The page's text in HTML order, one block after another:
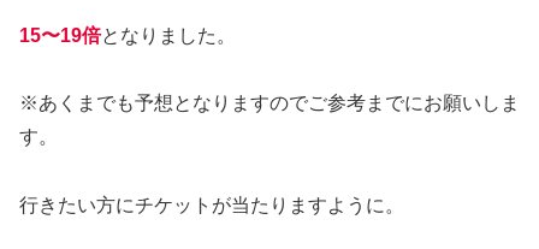
15〜19倍となりました。
※あくまでも予想となりますのでご参考までにお願いしま
す。
行きたい方にチケットが当たりますように。